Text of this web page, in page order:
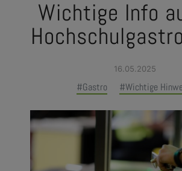
Wichtige Info
16.05.2025
#Gastro #Wichtige